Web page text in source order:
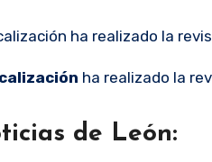
ha realizado la
ha realizado la
de León: